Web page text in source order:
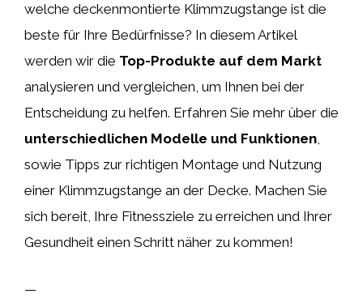
welche deckenmontierte Klimmzugstange ist die
beste für Ihre Bedürfnisse? In diesem Artikel
werden wir die Top-Produkte auf dem Markt
analysieren und vergleichen, um Ihnen bei der
Entscheidung zu helfen. Erfahren Sie mehr über die
unterschiedlichen Modelle und Funktionen,
sowie Tipps zur richtigen Montage und Nutzung
einer Klimmzugstange an der Decke. Machen Sie
sich bereit, Ihre Fitnessziele zu erreichen und Ihrer
Gesundheit einen Schritt näher zu kommen!
—